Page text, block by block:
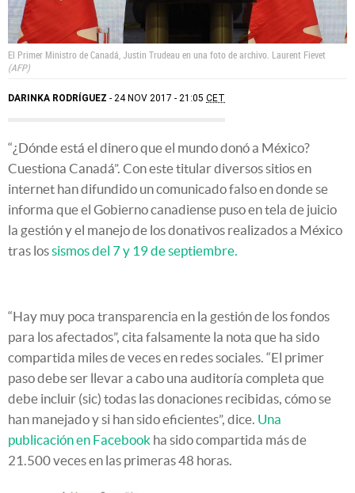
El Primer Ministro de Canadá, Justin Trudeau en una foto de archivo. Laurent Fievet
AFP
DARINKA RODRÍGUEZ 24 NOV 2017 - 21:05 CET
“¿Dónde está el dinero que el mundo donó a México?
Cuestiona Canadá”. Con este titular diversos sitios en
internet han difundido un comunicado falso en donde se
informa que el Gobierno canadiense puso en tela de juicio
la gestión y el manejo de los donativos realizados a México
tras lossismos del 7 y 19 de septiembre.
“Hay muy poca transparencia en la gestión de los fondos
para los afectados”, cita falsamente la nota que ha sido
compartida miles de veces en redes sociales. “El primer
paso debe ser llevar a cabo una auditoría completa que
debe incluir (sic) todas las donaciones recibidas, cómo se
han manejado y si han sido eficientes”, dice. Una
publicación en Facebook ha sido compartida más de
21.500 veces en las primeras 48 horas.